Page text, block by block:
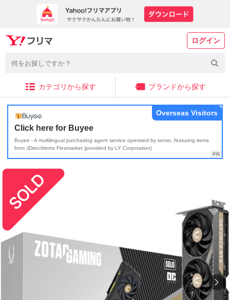
ログイン
カテゴリから探す ブランドから探す
Click here for Buyee
Buyee - A multilingual purchasing agent service operated by tenso, featuring items
from JDirectItems Fleamarket (provided by LY Corporation)
Overseas Visitors